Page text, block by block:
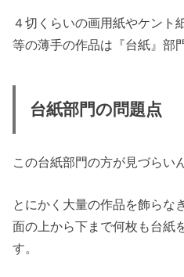
４切くらいの画用紙やケント
等の薄手の作品は『台紙』部
台紙部門の問題点
この台紙部門の方が見づらい
とにかく大量の作品を飾らな
面の上から下まで何枚も台紙
す。